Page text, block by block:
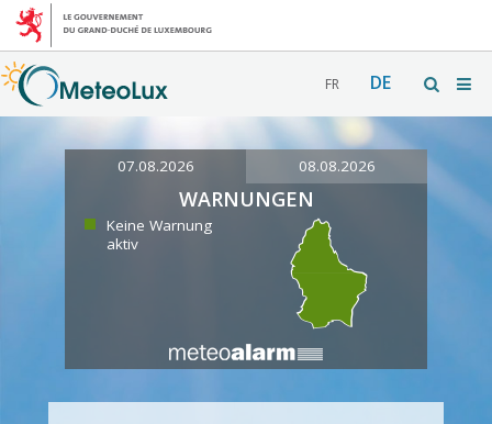
FR DE
07.08.2026 08.08.2026
WARNUNGEN
Keine Warnung
aktiv